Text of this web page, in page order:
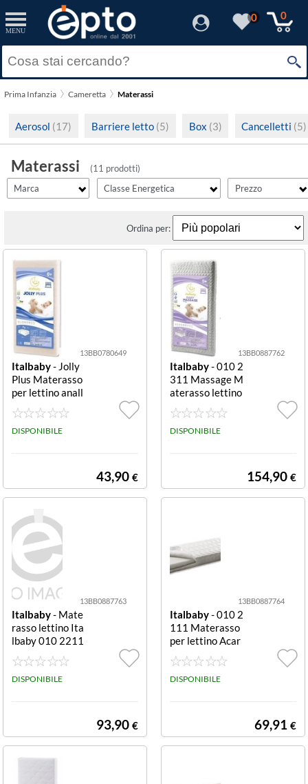
MENU
0 0
Prima Infanzia Cameretta Materassi
Aerosol (17) Barriere letto (5) Box (3) Cancelletti (5)
Materassi
(11 prodotti)
Marca
filter_id
Chicco
Italbaby
Resetta
Classe Energetica
filtro_energy Resetta
Prezzo
filter_fprezzo
Prezzo minimo
Resetta
filter_adds
Solo Promozioni
Visualizza solo le Novità
Resetta
Ordina per:
13BB0780649
Italbaby- Jolly
Plus Materasso
per lettino anall
ergico 60x125x
12 cm anallergic
o 0+
DISPONIBILE
43,90 €
13BB0887762
Italbaby- 010 2
311 Massage M
aterasso lettino
antiacaro antiac
aro 0+
DISPONIBILE
154,90 €
13BB0887763
Italbaby- Mate
rasso lettino Ita
lbaby 010 2211
MEMORY EVO
LUTION antiaca
ro 0+ antiacaro
DISPONIBILE
93,90 €
13BB0887764
Italbaby- 010 2
111 Materasso
per lettino Acar
ostop anallergic
o anallergico 0+
DISPONIBILE
69,91 €